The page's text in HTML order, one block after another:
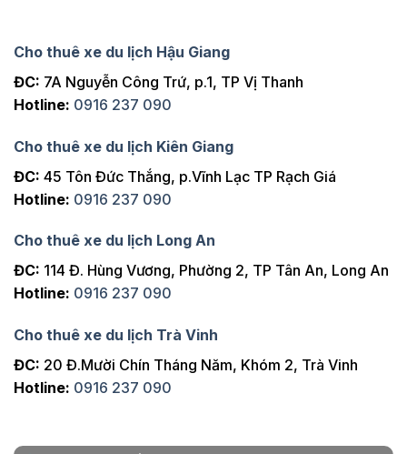
Cho thuê xe du lịch Hậu Giang
ĐC: 7A Nguyễn Công Trứ, p.1, TP Vị Thanh
Hotline: 0916 237 090
Cho thuê xe du lịch Kiên Giang
ĐC: 45 Tôn Đức Thắng, p.Vĩnh Lạc TP Rạch Giá
Hotline: 0916 237 090
Cho thuê xe du lịch Long An
ĐC: 114 Đ. Hùng Vương, Phường 2, TP Tân An, Long An
Hotline: 0916 237 090
Cho thuê xe du lịch Trà Vinh
ĐC: 20 Đ.Mười Chín Tháng Năm, Khóm 2, Trà Vinh
Hotline: 0916 237 090